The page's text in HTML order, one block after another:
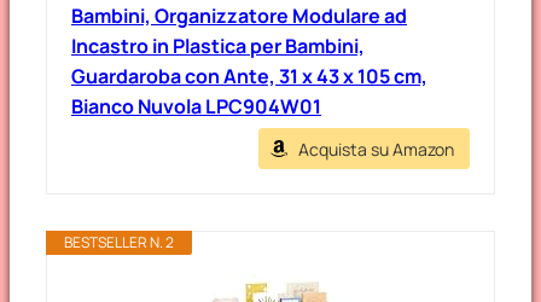
Bambini, Organizzatore Modulare ad
Incastro in Plastica per Bambini,
Guardaroba con Ante, 31 x 43 x 105 cm,
Bianco Nuvola LPC904W01
Acquista su Amazon
BESTSELLER N. 2